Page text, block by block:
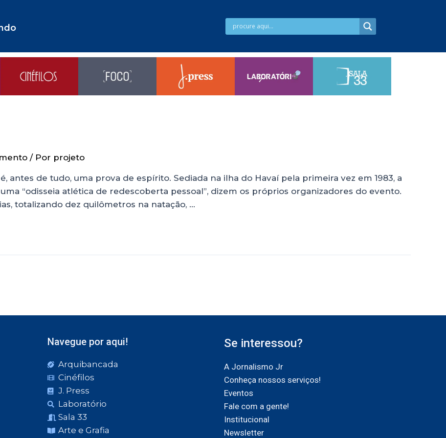
/ Por projeto
antes de tudo, uma prova de espírito. Sediada na ilha do Havaí pela primeira vez em 1983, a
“odisseia atlética de redescoberta pessoal”, dizem os próprios organizadores do evento.
totalizando dez quilômetros na natação, …
Navegue por aqui!
Arquibancada
Cinéfilos
J. Press
Laboratório
Sala 33
Arte e Grafia
Se interessou?
A Jornalismo Jr
Conheça nossos serviços!
Eventos
Fale com a gente!
Institucional
Newsletter